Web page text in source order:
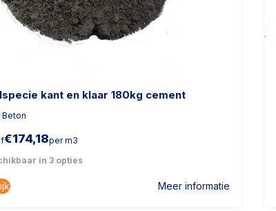
kant en klaar 180kg cement
Beton
€174,18per m3
in 3 opties
Meer informatie